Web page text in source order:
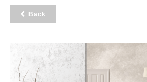
Back